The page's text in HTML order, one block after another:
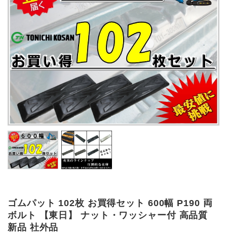
ゴムパット 102枚 お買得セット 600幅 P190 両
ボルト 【東日】 ナット・ワッシャー付 高品質
新品 社外品